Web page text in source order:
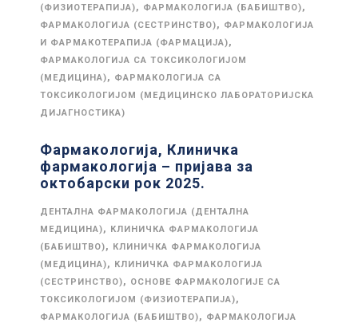
(ФИЗИОТЕРАПИЈА), ФАРМАКОЛОГИЈА (БАБИШТВО),
ФАРМАКОЛОГИЈА (СЕСТРИНСТВО), ФАРМАКОЛОГИЈА
И ФАРМАКОТЕРАПИЈА (ФАРМАЦИЈА),
ФАРМАКОЛОГИЈА СА ТОКСИКОЛОГИЈОМ
(МЕДИЦИНА), ФАРМАКОЛОГИЈА СА
ТОКСИКОЛОГИЈОМ (МЕДИЦИНСКО ЛАБОРАТОРИЈСКА
ДИЈАГНОСТИКА)
Фармакологија, Клиничка
фармакологија – пријава за
октобарски рок 2025.
ДЕНТАЛНА ФАРМАКОЛОГИЈА (ДЕНТАЛНА
МЕДИЦИНА), КЛИНИЧКА ФАРМАКОЛОГИЈА
(БАБИШТВО), КЛИНИЧКА ФАРМАКОЛОГИЈА
(МЕДИЦИНА), КЛИНИЧКА ФАРМАКОЛОГИЈА
(СЕСТРИНСТВО), ОСНОВЕ ФАРМАКОЛОГИЈЕ СА
ТОКСИКОЛОГИЈОМ (ФИЗИОТЕРАПИЈА),
ФАРМАКОЛОГИЈА (БАБИШТВО), ФАРМАКОЛОГИЈА